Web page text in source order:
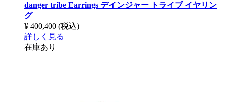
danger tribe Earrings デインジャー トライブ イヤリン
グ
¥ 400,400 (税込)
詳しく見る
在庫あり